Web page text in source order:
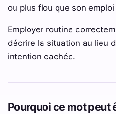
ou plus flou que son
Employer routine
décrire la situation au lieu
intention cachée.
Pourquoi ce mot peut